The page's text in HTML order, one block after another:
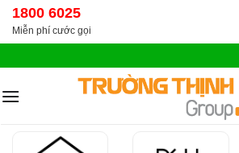
Chuyển
đến
dung
1800 6025
Miễn phí cước gọi